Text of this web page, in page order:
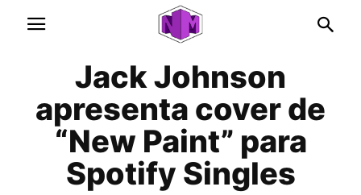
Jack Johnson
apresenta cover de
“New Paint” para
Spotify Singles